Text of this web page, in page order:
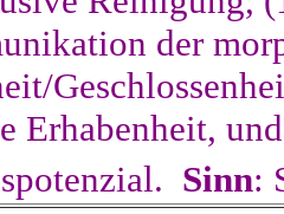
der
Erhabenheit,
Sinn: